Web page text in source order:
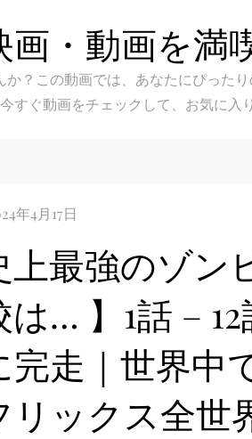
・動画を満
？この動画では、あなたにぴった
すぐ動画をチェックして、お気に入
上最強のゾン
は… 】1話 –
完走｜世界中
リックス全世
ニープラス）